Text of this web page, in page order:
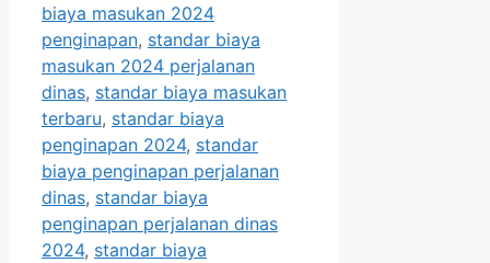
biaya masukan 2024
penginapan, standar biaya
masukan 2024 perjalanan
dinas, standar biaya masukan
terbaru, standar biaya
penginapan 2024, standar
biaya penginapan perjalanan
dinas, standar biaya
penginapan perjalanan dinas
2024, standar biaya